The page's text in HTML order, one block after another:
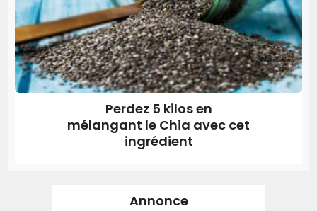
Perdez 5 kilos en
mélangant le Chia avec cet
ingrédient
Annonce